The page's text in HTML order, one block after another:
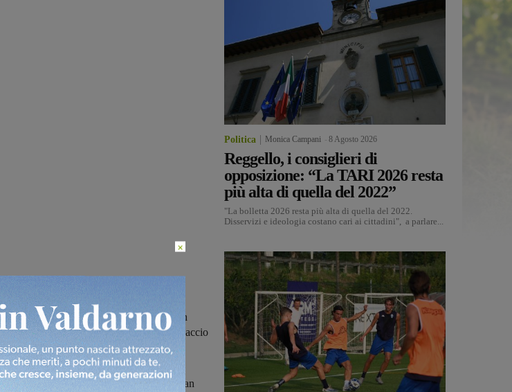
dal Comune in collaborazione con
scuola, si aprirà alle 9.00 al cinema Masaccio
nel Valdarno
. Il Comune di San
Politica Monica Campani 8 Agosto 2026
Reggello, i consiglieri di
opposizione: “La TARI 2026 resta
più alta di quella del 2022”
"La bolletta 2026 resta più alta di quella del 2022.
Disservizi e ideologia costano cari ai cittadini", a parlare...
×